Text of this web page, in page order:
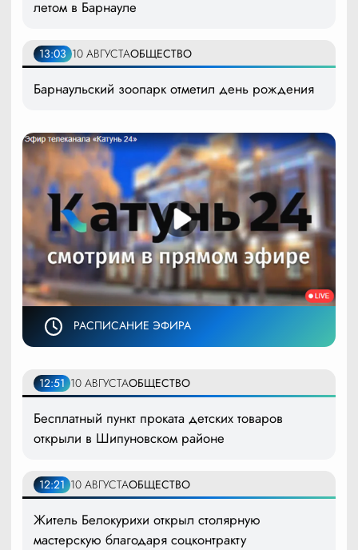
летом в Барнауле
13:03 10 АВГУСТАОБЩЕСТВО
Барнаульский зоопарк отметил день рождения
РАСПИСАНИЕ ЭФИРА
12:51 10 АВГУСТАОБЩЕСТВО
Бесплатный пункт проката детских товаров
открыли в Шипуновском районе
12:21 10 АВГУСТАОБЩЕСТВО
Житель Белокурихи открыл столярную
мастерскую благодаря соцконтракту